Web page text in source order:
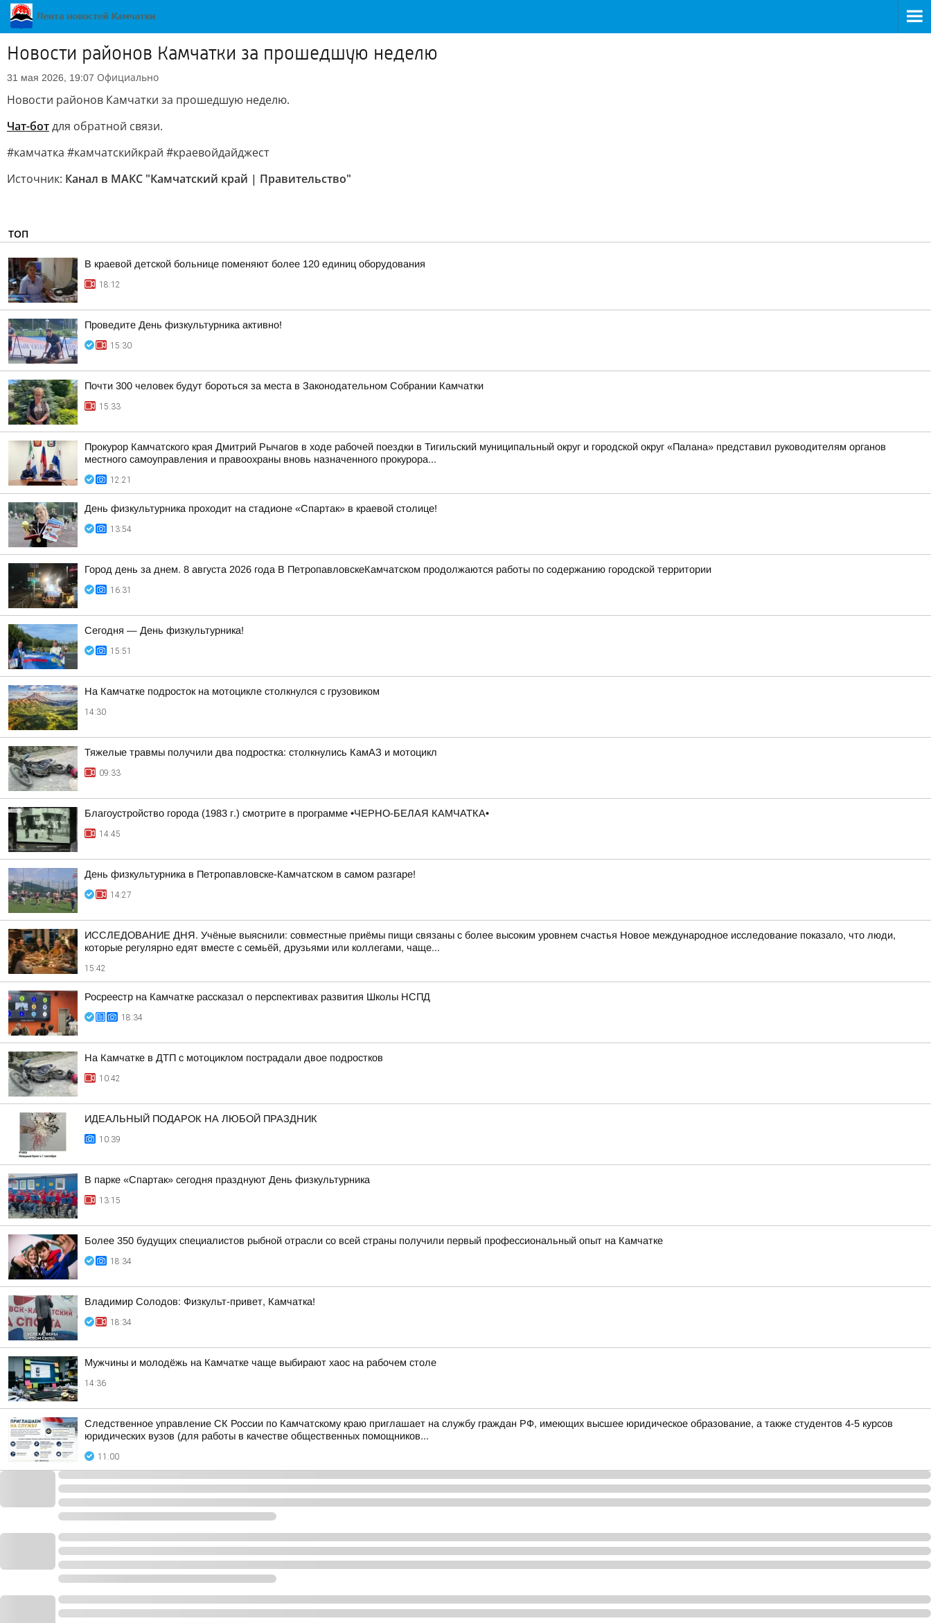
Новости районов Камчатки за прошедшую неделю
31 мая 2026, 19:07 Официально
Новости районов Камчатки за прошедшую неделю.
Чат-ботдля обратной связи.
#камчатка #камчатскийкрай #краевойдайджест
Источник: Канал в МАКС "Камчатский край | Правительство"
ТОП
В краевой детской больнице поменяют более 120 единиц оборудования
18:12
Проведите День физкультурника активно!
15:30
Почти 300 человек будут бороться за места в Законодательном Собрании Камчатки
15:33
Прокурор Камчатского края Дмитрий Рычагов в ходе рабочей поездки в Тигильский муниципальный округ и городской округ «Палана» представил руководителям органов
местного самоуправления и правоохраны вновь назначенного прокурора...
12:21
День физкультурника проходит на стадионе «Спартак» в краевой столице!
13:54
Город день за днем. 8 августа 2026 года В ПетропавловскеКамчатском продолжаются работы по содержанию городской территории
16:31
Сегодня — День физкультурника!
15:51
На Камчатке подросток на мотоцикле столкнулся с грузовиком
14:30
Тяжелые травмы получили два подростка: столкнулись КамАЗ и мотоцикл
09:33
Благоустройство города (1983 г.) смотрите в программе •ЧЕРНО-БЕЛАЯ КАМЧАТКА•
14:45
День физкультурника в Петропавловске-Камчатском в самом разгаре!
14:27
ИССЛЕДОВАНИЕ ДНЯ. Учёные выяснили: совместные приёмы пищи связаны с более высоким уровнем счастья Новое международное исследование показало, что люди,
которые регулярно едят вместе с семьёй, друзьями или коллегами, чаще...
15:42
Росреестр на Камчатке рассказал о перспективах развития Школы НСПД
18:34
На Камчатке в ДТП с мотоциклом пострадали двое подростков
10:42
ИДЕАЛЬНЫЙ ПОДАРОК НА ЛЮБОЙ ПРАЗДНИК
10:39
В парке «Спартак» сегодня празднуют День физкультурника
13:15
Более 350 будущих специалистов рыбной отрасли со всей страны получили первый профессиональный опыт на Камчатке
18:34
Владимир Солодов: Физкульт-привет, Камчатка!
18:34
Мужчины и молодёжь на Камчатке чаще выбирают хаос на рабочем столе
14:36
Следственное управление СК России по Камчатскому краю приглашает на службу граждан РФ, имеющих высшее юридическое образование, а также студентов 4-5 курсов
юридических вузов (для работы в качестве общественных помощников...
11:00